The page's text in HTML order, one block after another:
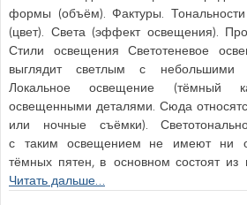
формы (объём). Фактуры. Тональности
(цвет). Света (эффект освещения).
Стили освещения Светотеневое
выглядит светлым с небольшими
Локальное освещение (тёмный
освещенными деталями. Сюда
или ночные съёмки).
с таким освещением не имеют ни
тёмных пятен, в основном состоят из
Читать дальше…